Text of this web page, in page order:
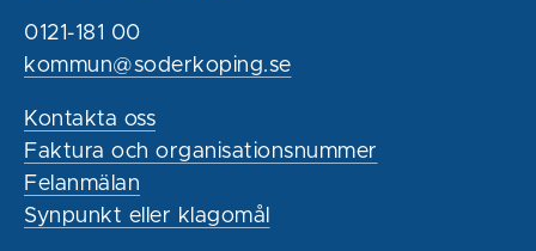
0121-181 00
kommun@soderkoping.se
Kontakta oss
Faktura och organisationsnummer
Felanmälan
Synpunkt eller klagomål